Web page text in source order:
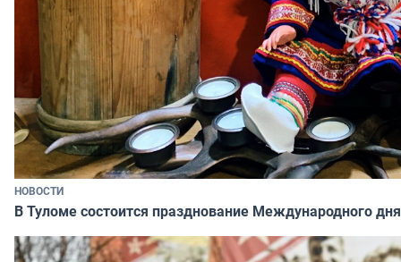
НОВОСТИ
В Туломе состоится празднование Международного